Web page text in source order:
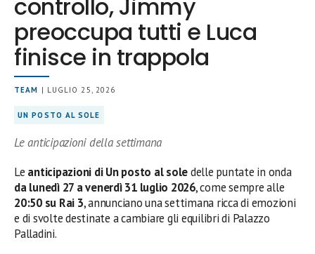
controllo, Jimmy
preoccupa tutti e Luca
finisce in trappola
TEAM | LUGLIO 25, 2026
UN POSTO AL SOLE
Le anticipazioni della settimana
Le anticipazioni di Un posto al soledelle puntate in onda
da lunedì 27 a venerdì 31 luglio 2026, come sempre alle
20:50 su Rai 3, annunciano una settimana ricca di emozioni
e di svolte destinate a cambiare gli equilibri di Palazzo
Palladini.